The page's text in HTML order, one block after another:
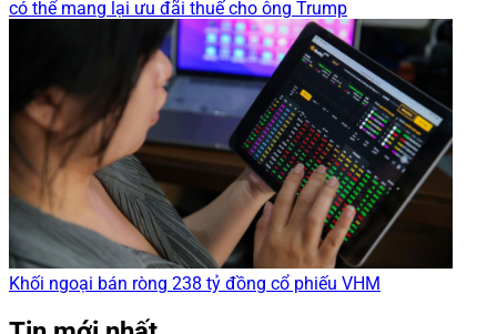
có thể mang lại ưu đãi thuế cho ông Trump
Khối ngoại bán ròng 238 tỷ đồng cổ phiếu VHM